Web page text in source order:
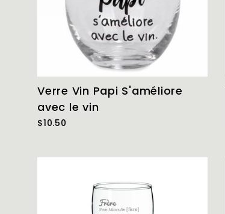
Verre Vin Papi S'améliore
avec le vin
$10.50